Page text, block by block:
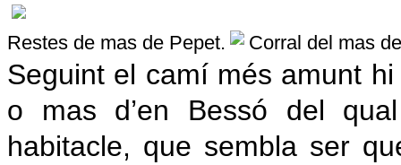
Restes de mas de Pepet. Corral del mas
Seguint el camí més amunt
o mas d’en Bessó del
habitacle, que sembla ser